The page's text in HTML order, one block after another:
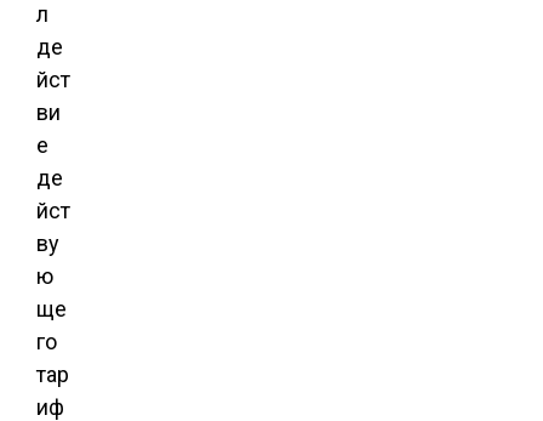
л
де
йст
ви
е
де
йст
ву
ю
ще
го
тар
иф